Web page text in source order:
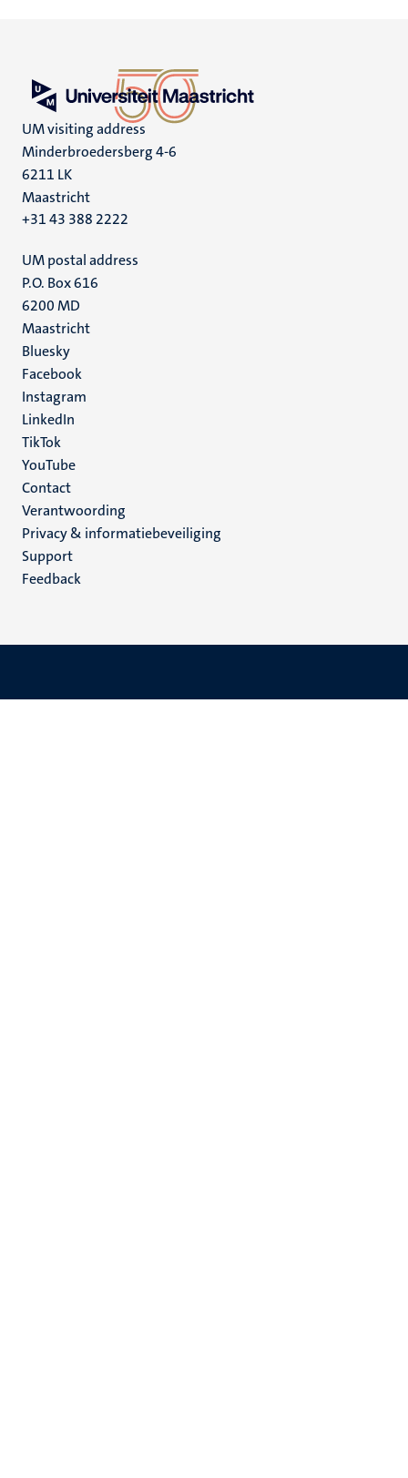
UM visiting address
Minderbroedersberg 4-6
6211 LK
Maastricht
+31 43 388 2222
UM postal address
P.O. Box 616
6200 MD
Maastricht
Social
media
Bluesky
Facebook
Instagram
LinkedIn
TikTok
YouTube
Menu
footer
(NL)
Contact
Verantwoording
Privacy & informatiebeveiliging
Support
Feedback